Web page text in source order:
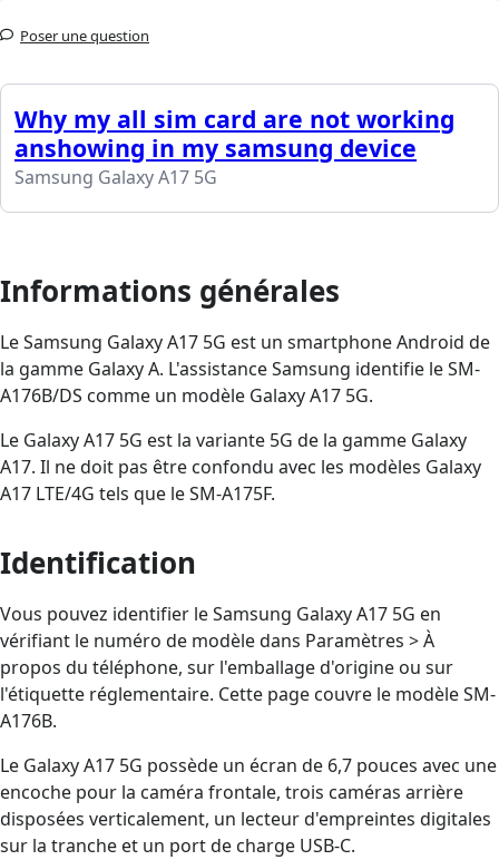
Poser une question
Why my all sim card are not working
anshowing in my samsung device
Samsung Galaxy A17 5G
Informations générales
Le Samsung Galaxy A17 5G est un smartphone Android de
la gamme Galaxy A. L'assistance Samsung identifie le SM-
A176B/DS comme un modèle Galaxy A17 5G.
Le Galaxy A17 5G est la variante 5G de la gamme Galaxy
A17. Il ne doit pas être confondu avec les modèles Galaxy
A17 LTE/4G tels que le SM-A175F.
Identification
Vous pouvez identifier le Samsung Galaxy A17 5G en
vérifiant le numéro de modèle dans Paramètres > À
propos du téléphone, sur l'emballage d'origine ou sur
l'étiquette réglementaire. Cette page couvre le modèle SM-
A176B.
Le Galaxy A17 5G possède un écran de 6,7 pouces avec une
encoche pour la caméra frontale, trois caméras arrière
disposées verticalement, un lecteur d'empreintes digitales
sur la tranche et un port de charge USB-C.